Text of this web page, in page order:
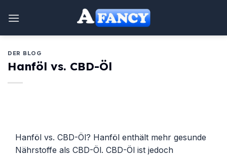
Inhalt
DER BLOG
Hanföl vs. CBD-Öl
Hanföl vs. CBD-Öl? Hanföl enthält mehr gesunde
Nährstoffe als CBD-Öl. CBD-Öl ist jedoch